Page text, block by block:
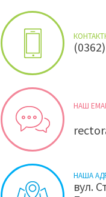
НАШ
НАША
вул.